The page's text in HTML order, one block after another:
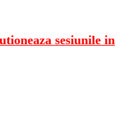
sesiunile in